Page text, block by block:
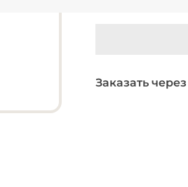
Заказать через